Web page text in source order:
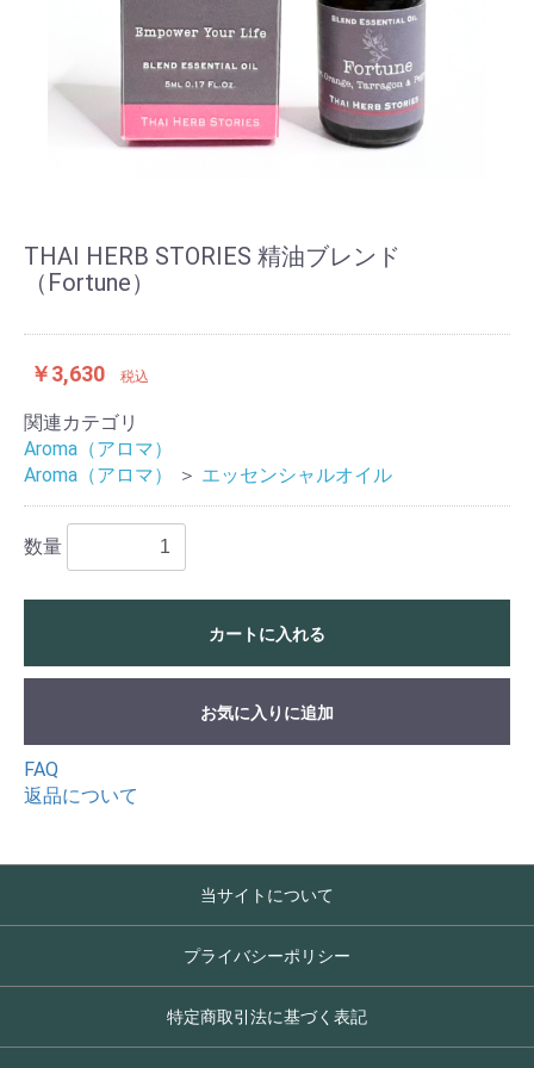
THAI HERB STORIES 精油ブレンド
（Fortune）
￥3,630 税込
関連カテゴリ
Aroma（アロマ）
Aroma（アロマ）
＞ エッセンシャルオイル
数量
カートに入れる
お気に入りに追加
FAQ
返品について
当サイトについて
プライバシーポリシー
特定商取引法に基づく表記